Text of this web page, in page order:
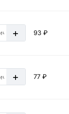
+ 93 ₽
+ 77 ₽